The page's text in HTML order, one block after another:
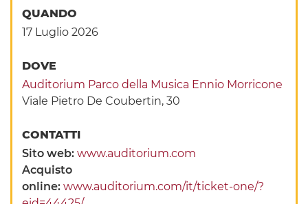
QUANDO
17 Luglio 2026
DOVE
Auditorium Parco della Musica Ennio Morricone
Viale Pietro De Coubertin, 30
CONTATTI
Sito web:www.auditorium.com
Acquisto
online:www.auditorium.com/it/ticket-one/?